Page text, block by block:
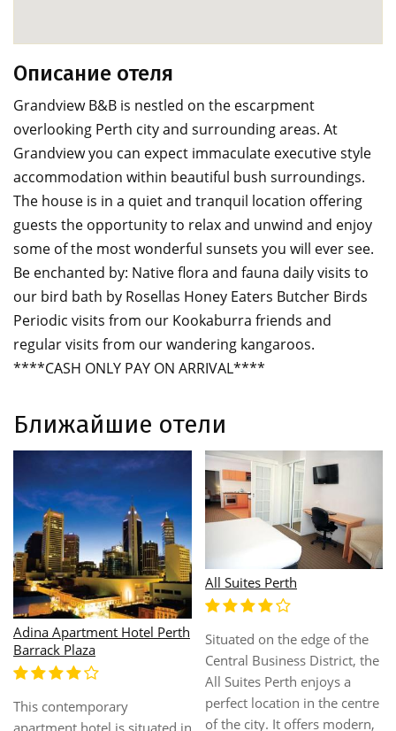
Описание отеля
Grandview B&B is nestled on the escarpment
overlooking Perth city and surrounding areas. At
Grandview you can expect immaculate executive style
accommodation within beautiful bush surroundings.
The house is in a quiet and tranquil location offering
guests the opportunity to relax and unwind and enjoy
some of the most wonderful sunsets you will ever see.
Be enchanted by: Native flora and fauna daily visits to
our bird bath by Rosellas Honey Eaters Butcher Birds
Periodic visits from our Kookaburra friends and
regular visits from our wandering kangaroos.
****CASH ONLY PAY ON ARRIVAL****
Ближайшие отели
Adina Apartment Hotel Perth
Barrack Plaza
This contemporary
apartment hotel is situated in
All Suites Perth
Situated on the edge of the
Central Business District, the
All Suites Perth enjoys a
perfect location in the centre
of the city. It offers modern,